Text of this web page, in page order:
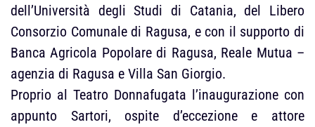
dell’Università degli Studi di Catania, del Libero
Consorzio Comunale di Ragusa, e con il supporto di
Banca Agricola Popolare di Ragusa, Reale Mutua –
agenzia di Ragusa e Villa San Giorgio.
Proprio al Teatro Donnafugata l’inaugurazione con
appunto Sartori, ospite d’eccezione e attore